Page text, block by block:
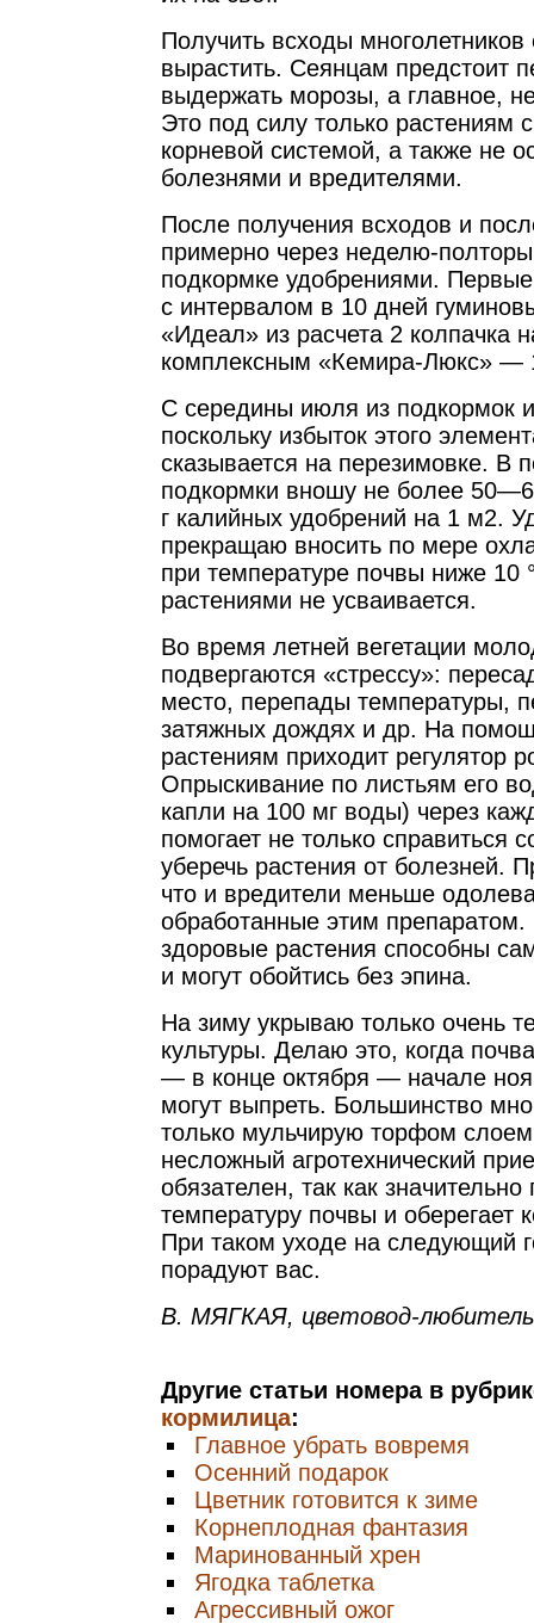
Получить всходы
вырастить. Сеянцам предстоит
выдержать морозы, а главное,
Это под силу только растениям
корневой системой, а также не
болезнями и вредителями.
После получения всходов и
примерно через неделю-
подкормке удобрениями.
с интервалом в 10 дней
«Идеал» из расчета 2 колпачка
комплексным «Кемира-Люкс» —
С середины июля из подкормок
поскольку избыток этого
сказывается на перезимовке. В
подкормки вношу не более
г калийных удобрений на 1 м2.
прекращаю вносить по мере
при температуре почвы ниже
растениями не усваивается.
Во время летней вегетации
подвергаются «стрессу»:
место, перепады температуры,
затяжных дождях и др. На
растениям приходит регулятор
Опрыскивание по листьям его
капли на 100 мг воды) через
помогает не только справиться
уберечь растения от болезней.
что и вредители меньше
обработанные этим
здоровые растения способны
и могут обойтись без эпина.
На зиму укрываю только очень
культуры. Делаю это, когда
— в конце октября — начале
могут выпреть. Большинство
только мульчирую торфом
несложный агротехнический
обязателен, так как
температуру почвы и оберегает
При таком уходе на следующий
порадуют вас.
В. МЯГКАЯ, цветовод-
Другие статьи номера в
кормилица:
Главное убрать вовремя
Осенний подарок
Цветник готовится к зиме
Корнеплодная фантазия
Маринованный хрен
Ягодка таблетка
Агрессивный ожог